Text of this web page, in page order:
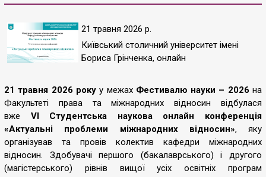
21 травня 2026 р.
Київський столичний університет імені
Бориса Грінченка, онлайн
21 травня 2026 рокуу межах Фестивалю науки – 2026 на
Факультеті права та міжнародних відносин відбулася
вже VІ Студентська наукова онлайн конференція
«Актуальні проблеми міжнародних відносин», яку
організував та провів колектив кафедри міжнародних
відносин. Здобувачі першого (бакалаврського) і другого
(магістерського) рівнів вищої усіх освітніх програм